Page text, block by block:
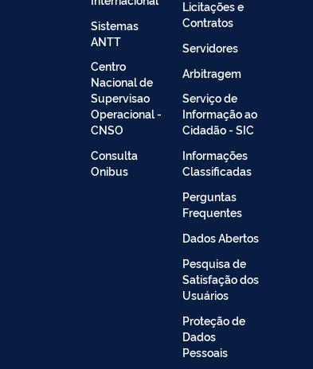
Sistemas
ANTT
Centro
Nacional de
Supervisao
Operacional -
CNSO
Consulta
Onibus
Licitações e
Contratos
Servidores
Arbitragem
Serviço de
Informação ao
Cidadão - SIC
Informações
Classificadas
Perguntas
Frequentes
Dados Abertos
Pesquisa de
Satisfação dos
Usuários
Proteção de
Dados
Pessoais